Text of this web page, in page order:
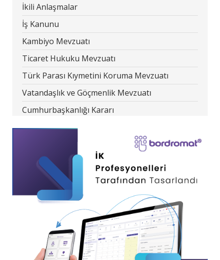
İkili Anlaşmalar
İş Kanunu
Kambiyo Mevzuatı
Ticaret Hukuku Mevzuatı
Türk Parası Kıymetini Koruma Mevzuatı
Vatandaşlık ve Göçmenlik Mevzuatı
Cumhurbaşkanlığı Kararı